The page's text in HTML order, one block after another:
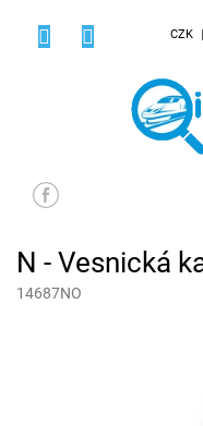
CZK
N - Vesnická
14687NO